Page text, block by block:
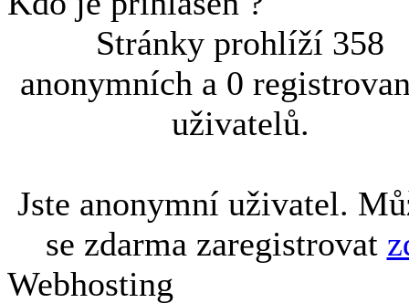
Stránky prohlíží 358
anonymních a 0
uživatelů.
Jste anonymní uživatel.
se zdarma zaregistrovat
Webhosting